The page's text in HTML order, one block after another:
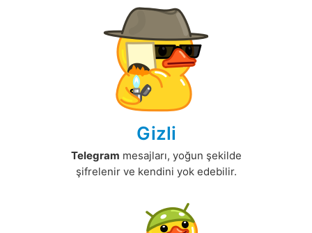
Gizli
Telegram mesajları, yoğun şekilde
şifrelenir ve kendini yok edebilir.